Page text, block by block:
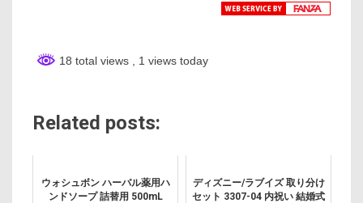
18 total views , 1 views today
Related posts:
ウォシュボン ハーバル薬用ハ
ンドソープ 詰替用 500mL
ディズニー/ラブイズ 取り分け
セット 3307-04 内祝い 結婚式